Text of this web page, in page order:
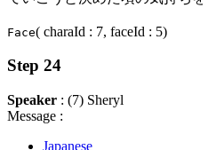
Face( charaId : 7, faceId : 5)
Step 24
Speaker : (7) Sheryl
Message :
Japanese